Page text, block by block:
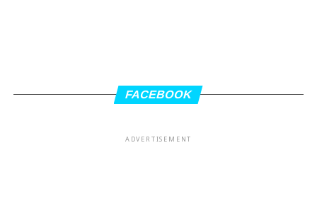
FACEBOOK
ADVERTISEMENT